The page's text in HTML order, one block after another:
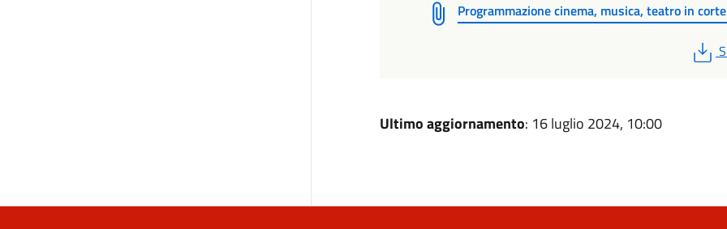
Programmazione cinema, musica, teatro in
Ultimo aggiornamento: 16 luglio 2024, 10:00